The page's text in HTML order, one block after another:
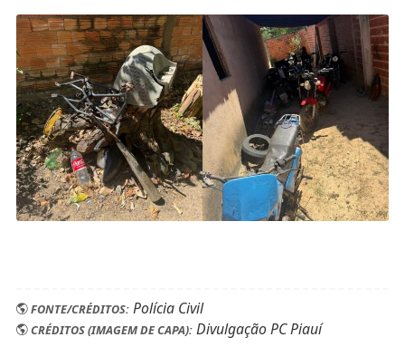
FONTE/CRÉDITOS:Polícia Civil
CRÉDITOS (IMAGEM DE CAPA):Divulgação PC Piauí